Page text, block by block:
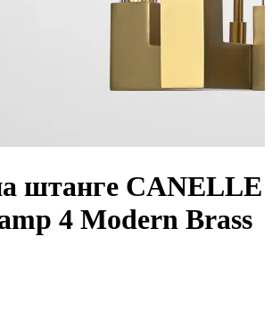
штанге CANELLE
4 Modern Brass